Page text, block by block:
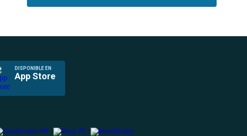
DISPONIBLE EN
App Store